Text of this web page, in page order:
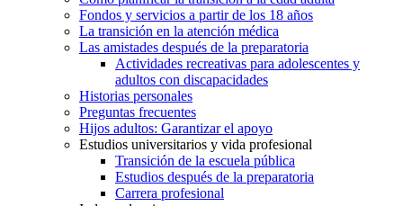
Fondos y servicios a partir de los 18 años
La transición en la atención médica
Las amistades después de la preparatoria
Actividades recreativas para adolescentes y
adultos con discapacidades
Historias personales
Preguntas frecuentes
Hijos adultos: Garantizar el apoyo
Estudios universitarios y vida profesional
Transición de la escuela pública
Estudios después de la preparatoria
Carrera profesional